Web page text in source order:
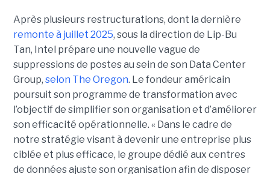
Après plusieurs restructurations, dont la dernière
remonte à juillet 2025, sous la direction de Lip-Bu
Tan, Intel prépare une nouvelle vague de
suppressions de postes au sein de son Data Center
Group, selon The Oregon. Le fondeur américain
poursuit son programme de transformation avec
l’objectif de simplifier son organisation et d’améliorer
son efficacité opérationnelle. « Dans le cadre de
notre stratégie visant à devenir une entreprise plus
ciblée et plus efficace, le groupe dédié aux centres
de données ajuste son organisation afin de disposer